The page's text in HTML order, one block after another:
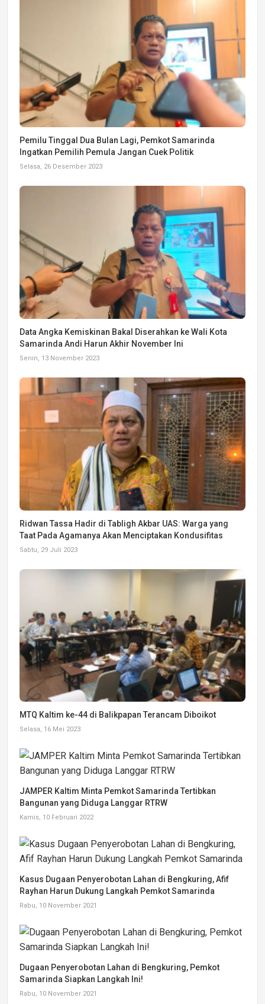
Pemilu Tinggal Dua Bulan Lagi, Pemkot Samarinda
Ingatkan Pemilih Pemula Jangan Cuek Politik
Selasa, 26 Desember 2023
Data Angka Kemiskinan Bakal Diserahkan ke Wali Kota
Samarinda Andi Harun Akhir November Ini
Senin, 13 November 2023
Ridwan Tassa Hadir di Tabligh Akbar UAS: Warga yang
Taat Pada Agamanya Akan Menciptakan Kondusifitas
Sabtu, 29 Juli 2023
MTQ Kaltim ke-44 di Balikpapan Terancam Diboikot
Selasa, 16 Mei 2023
JAMPER Kaltim Minta Pemkot Samarinda Tertibkan
Bangunan yang Diduga Langgar RTRW
Kamis, 10 Februari 2022
Kasus Dugaan Penyerobotan Lahan di Bengkuring, Afif
Rayhan Harun Dukung Langkah Pemkot Samarinda
Rabu, 10 November 2021
Dugaan Penyerobotan Lahan di Bengkuring, Pemkot
Samarinda Siapkan Langkah Ini!
Rabu, 10 November 2021